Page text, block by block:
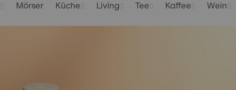
Mörser Küche Living Tee Kaffee Wein